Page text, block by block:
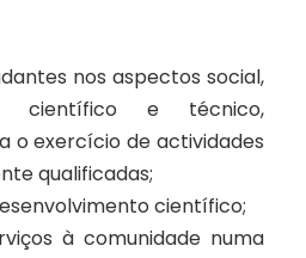
nos aspectos social,
científico e técnico,
o exercício de actividades
qualificadas;
científico;
à comunidade numa